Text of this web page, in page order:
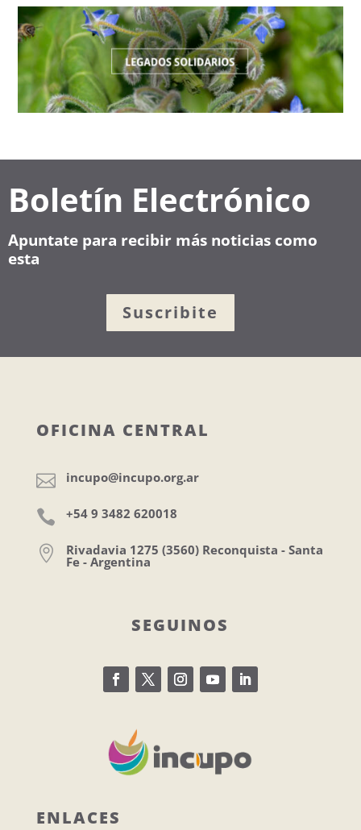
Boletín Electrónico
Apuntate para recibir más noticias como
esta
Suscribite
OFICINA CENTRAL
 incupo@incupo.org.ar
 +54 9 3482 620018
 Rivadavia 1275 (3560) Reconquista - Santa
Fe - Argentina
SEGUINOS
ENLACES